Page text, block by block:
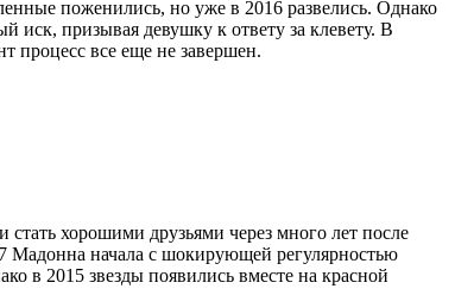
поженились, но уже в 2016 развелись. Однако
иск, призывая девушку к ответу за клевету. В
процесс все еще не завершен.
хорошими друзьями через много лет после
Мадонна начала с шокирующей регулярностью
в 2015 звезды появились вместе на красной